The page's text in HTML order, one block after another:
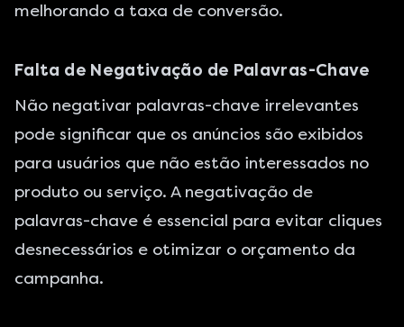
melhorando a taxa de conversão.
Falta de Negativação de Palavras-Chave
Não negativar palavras-chave irrelevantes
pode significar que os anúncios são exibidos
para usuários que não estão interessados no
produto ou serviço. A negativação de
palavras-chave é essencial para evitar cliques
desnecessários e otimizar o orçamento da
campanha.